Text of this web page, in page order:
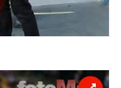
yer alan panel
ilişkin detaylı bilgi
Çerez Bilgilendirme
Kanunu uyarınca